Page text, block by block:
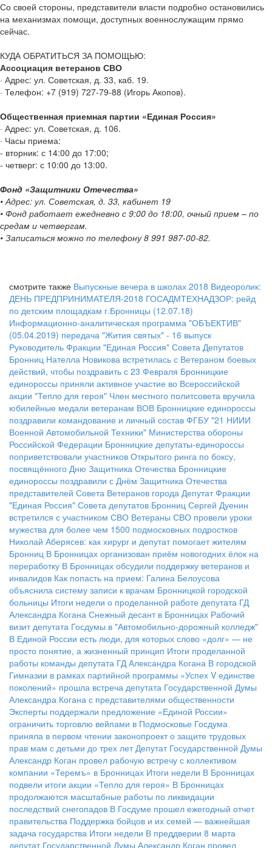
Со своей стороны, представители власти подробно остановились
на механизмах помощи, доступных военнослужащим прямо
сейчас.
КУДА ОБРАТИТЬСЯ ЗА ПОМОЩЬЮ:
Ассоциация ветеранов СВО
· Адрес: ул. Советская, д. 33, каб. 19.
· Телефон: +7 (919) 727-79-88 (Игорь Акопов).
Общественная приемная партии «Единая Россия»
· Адрес: ул. Советская, д. 106.
· Часы приема:
- вторник: с 14:00 до 17:00;
- четверг: с 10:00 до 13:00.
Фонд «Защитники Отечества»
• Адрес: ул. Советская, д. 33, кабинет 19
• Фонд работает ежедневно с 9:00 до 18:00, очный прием – по
средам и четвергам.
• Записаться можно по телефону 8 991 987-00-82.
смотрите также Выпускные вечера в школах 2018 Видеоролик:
ДЕНЬ ПРЕДПРИНИМАТЕЛЯ-2018 ГОСАДМТЕХНАДЗОР: рейд
по детским площадкам г.Бронницы (12.07.18)
Информационно-аналитическая программа "ОБЪЕКТИВ"
(05.04.2019) передача "Жития святых" - 16 выпуск
Руководитель Фракции "Единая Россия" Совета Депутатов
Бронниц Нателла Новикова встретилась с Ветераном боевых
действий, чтобы поздравить с 23 Февраля Бронницкие
единороссы приняли активное участие во Всероссийской
акции "Тепло для героя" Член местного политсовета вручила
юбилейные медали ветеранам ВОВ Бронницкие единороссы
поздравили командование и личный состав ФГБУ "21 НИИИ
Военной Автомобильной Техники" Министерства обороны
Российской Федерации Бронницкие депутаты-единороссы
поприветствовали участников Открытого ринга по боксу,
посвящённого Дню Защитника Отечества Бронницкие
единороссы поздравили с Днём Защитника Отечества
представителей Совета Ветеранов города Депутат Фракции
"Единая Россия" Совета депутатов Бронниц Сергей Дуенин
встретился с участником СВО Ветераны СВО провели уроки
мужества для более чем 1500 подмосковных подростков
Николай Аберясев: как хирург и депутат помогает жителям
Бронниц В Бронницах организован приём новогодних ёлок на
переработку В Бронницах обсудили поддержку ветеранов и
инвалидов Как попасть на прием: Галина Белоусова
объяснила систему записи к врачам Бронницкой городской
больницы Итоги недели о проделанной работе депутата ГД
Александра Когана Снежный десант в Бронницах Рабочий
визит депутата Госдумы в "Автомобильно-дорожный колледж"
В Единой России есть люди, для которых слово «долг» — не
просто понятие, а жизненный принцип Итоги проделанной
работы команды депутата ГД Александра Когана В городской
Гимназии в рамках партийной программы «Успех V единстве
поколений» прошла встреча депутата Государственной Думы
Александра Когана с представителями общественности
Эксперты поддержали предложение «Единой России»
ограничить торговлю вейпами в Подмосковье Госдума
приняла в первом чтении законопроект о защите трудовых
прав мам с детьми до трех лет Депутат Государственной Думы
Александр Коган провел рабочую встречу с коллективом
компании «Теремъ» в Бронницах Итоги недели В Бронницах
подвели итоги акции «Тепло для героя» В Бронницах
продолжаются масштабные работы по ликвидации
последствий снегопадов В Госдуме прошел ежегодный отчет
правительства Поддержка бойцов и их семей — важнейшая
задача государства Итоги недели В преддверии 8 марта
депутат Государственной Думы Александр Коган провел